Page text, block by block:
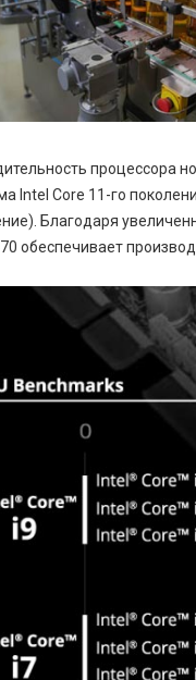
процессора
Intel Core 11-го
Благодаря
обеспечивает